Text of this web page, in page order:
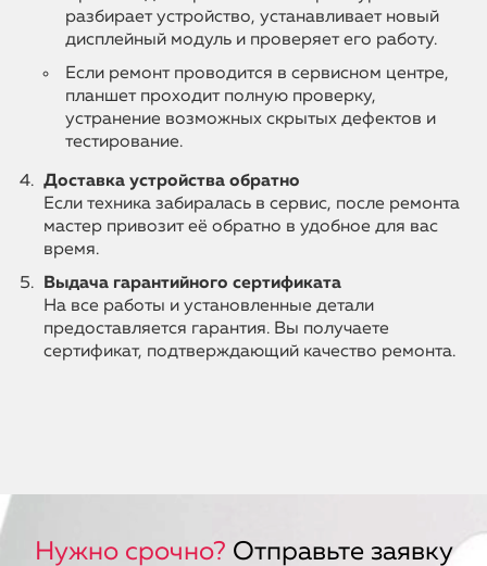
разбирает устройство, устанавливает новый
дисплейный модуль и проверяет его работу.
Если ремонт проводится в сервисном центре,
планшет проходит полную проверку,
устранение возможных скрытых дефектов и
тестирование.
Доставка устройства обратно
Если техника забиралась в сервис, после ремонта
мастер привозит её обратно в удобное для вас
время.
Выдача гарантийного сертификата
На все работы и установленные детали
предоставляется гарантия. Вы получаете
сертификат, подтверждающий качество ремонта.
Нужно срочно? Отправьте заявку